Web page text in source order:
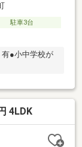
駐車3台
●小中学校が
4LDK